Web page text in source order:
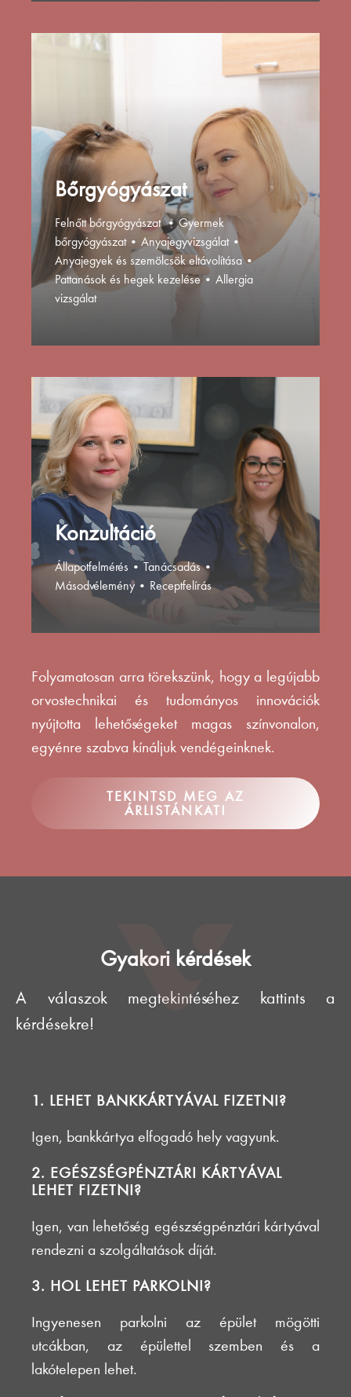
Bőrgyógyászat
Felnőtt bőrgyógyászat•Gyermek
bőrgyógyászat• Anyajegyvizsgálat•
Anyajegyek és szemölcsök eltávolítása•
Pattanások és hegek kezelése• Allergia
vizsgálat
Konzultáció
Állapotfelmérés • Tanácsadás •
Másodvélemény • Receptfelírás
Folyamatosan arra törekszünk, hogy a legújabb
orvostechnikai és tudományos innovációk
nyújtotta lehetőségeket magas színvonalon,
egyénre szabva kínáljuk vendégeinknek.
TEKINTSD MEG AZ
ÁRLISTÁNKAT!
Gyakori kérdések
A válaszok megtekintéséhez kattints a
kérdésekre!
1. LEHET BANKKÁRTYÁVAL FIZETNI?
Igen, bankkártya elfogadó hely vagyunk.
2. EGÉSZSÉGPÉNZTÁRI KÁRTYÁVAL
LEHET FIZETNI?
Igen, van lehetőség egészségpénztári kártyával
rendezni a szolgáltatások díját.
3. HOL LEHET PARKOLNI?
Ingyenesen parkolni az épület mögötti
utcákban, az épülettel szemben és a
lakótelepen lehet.